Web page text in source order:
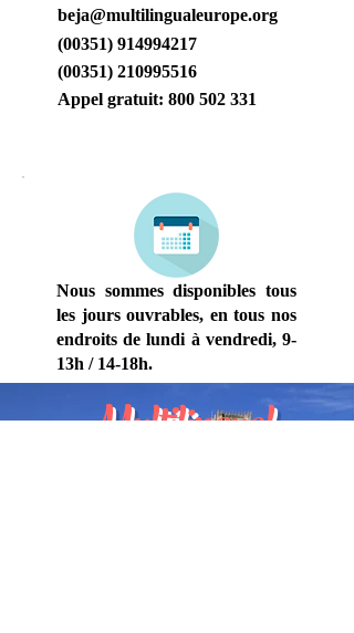
beja@multilingualeurope.org
(00351) 914994217
(00351) 210995516
Appel gratuit: 800 502 331
Nous sommes disponibles tous
les jours ouvrables, en tous nos
endroits de lundi à vendredi, 9-
13h / 14-18h.
Multilingual